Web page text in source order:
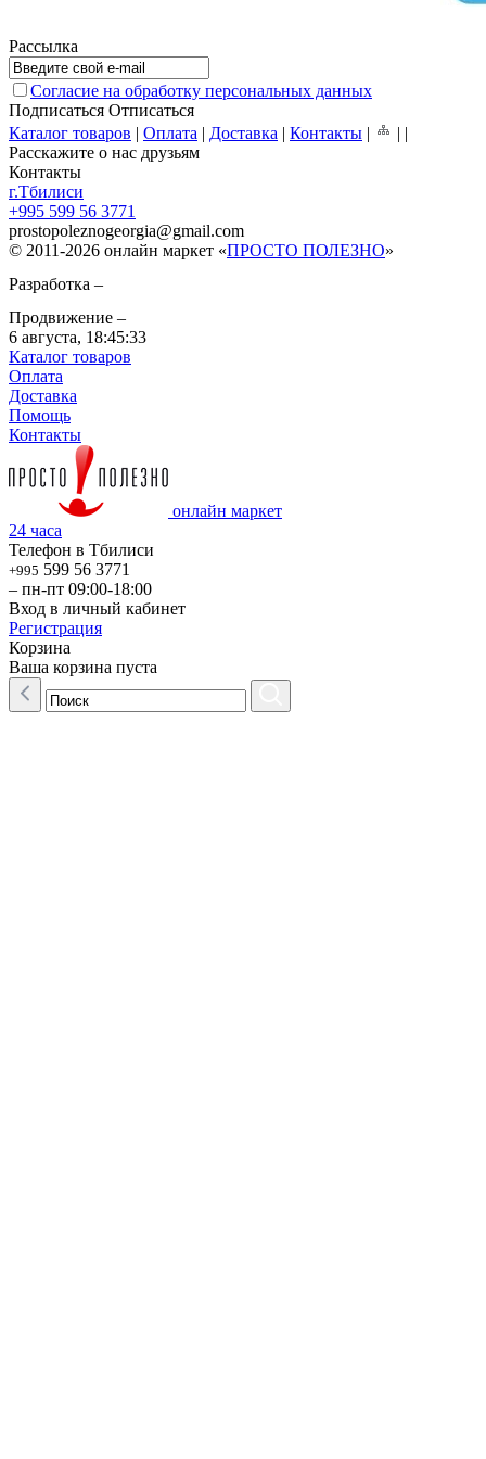
Рассылка
Согласие на обработку персональных данных
Подписаться Отписаться
Каталог товаров | Оплата | Доставка | Контакты | | |
Расскажите о нас друзьям
Контакты
г.Тбилиси
+995 599 56 3771
prostopoleznogeorgia@gmail.com
© 2011-2026 онлайн маркет «ПРОСТО ПОЛЕЗНО»
Разработка –
Продвижение –
6 августа, 18:45:33
Каталог товаров
Оплата
Доставка
Помощь
Контакты
онлайн маркет
24 часа
Телефон в Тбилиси
+995 599 56 3771
– пн-пт 09:00-18:00
Вход в личный кабинет
Регистрация
Корзина
Ваша корзина пуста